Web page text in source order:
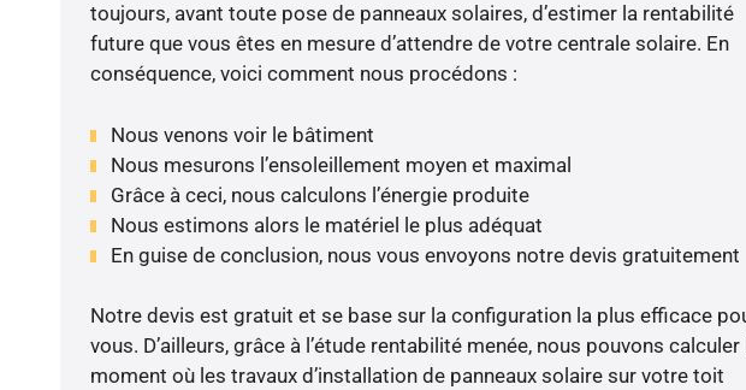
toujours, avant toute pose de panneaux solaires, d’estimer la rentabilité
future que vous êtes en mesure d’attendre de votre centrale solaire. En
conséquence, voici comment nous procédons :
Nous venons voir le bâtiment
Nous mesurons l’ensoleillement moyen et maximal
Grâce à ceci, nous calculons l’énergie produite
Nous estimons alors le matériel le plus adéquat
En guise de conclusion, nous vous envoyons notre devis gratuitement
Notre devis est gratuit et se base sur la configuration la plus efficace
vous. D’ailleurs, grâce à l’étude rentabilité menée, nous pouvons calculer
moment où les travaux d’installation de panneaux solaire sur votre toit